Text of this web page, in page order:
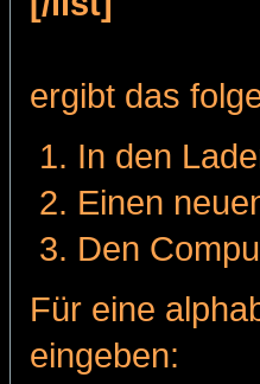
ergibt das
In den
Einen
Den
Für eine
eingeben: